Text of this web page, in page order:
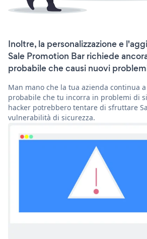
Inoltre, la personalizzazione e
Sale Promotion Bar richiede
probabile che causi nuovi
Man mano che la tua azienda continua
probabile che tu incorra in problemi di
hacker potrebbero tentare di sfruttare
vulnerabilità di sicurezza.